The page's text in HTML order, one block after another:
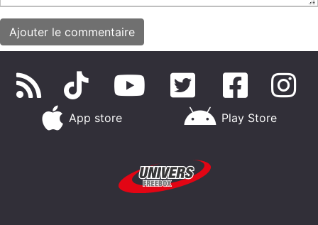
App store Play Store